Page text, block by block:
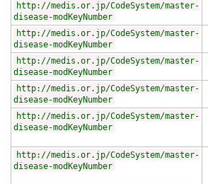
http://medis.or.jp/CodeSystem/master-
disease-modKeyNumber
http://medis.or.jp/CodeSystem/master-
disease-modKeyNumber
http://medis.or.jp/CodeSystem/master-
disease-modKeyNumber
http://medis.or.jp/CodeSystem/master-
disease-modKeyNumber
http://medis.or.jp/CodeSystem/master-
disease-modKeyNumber
http://medis.or.jp/CodeSystem/master-
disease-modKeyNumber